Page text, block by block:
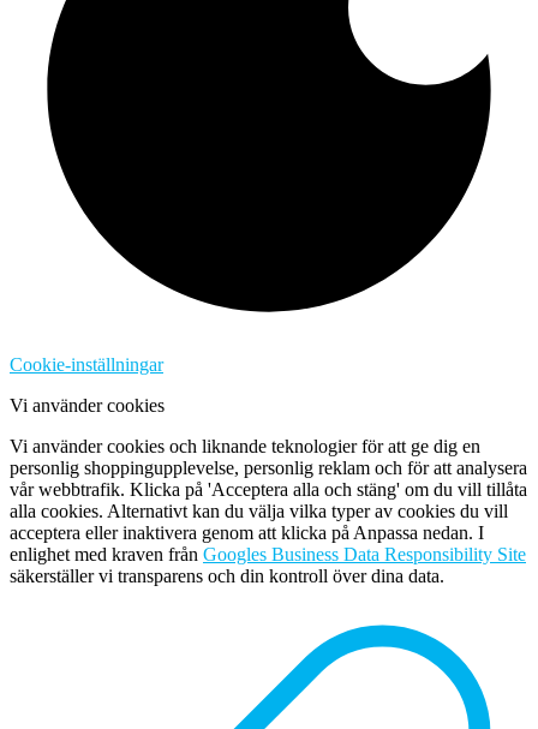
Cookie-inställningar
Vi använder cookies
Vi använder cookies och liknande teknologier för att ge dig en
personlig shoppingupplevelse, personlig reklam och för att analysera
vår webbtrafik. Klicka på 'Acceptera alla och stäng' om du vill tillåta
alla cookies. Alternativt kan du välja vilka typer av cookies du vill
acceptera eller inaktivera genom att klicka på Anpassa nedan. I
enlighet med kraven från Googles Business Data Responsibility Site
säkerställer vi transparens och din kontroll över dina data.